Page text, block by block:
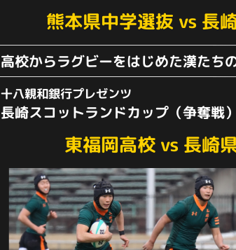
熊本県中学選抜 vs 長
高校からラグビーをはじめた漢たち
十八親和銀行プレゼンツ
長崎スコットランドカップ（争奪戦）
東福岡高校vs 長崎